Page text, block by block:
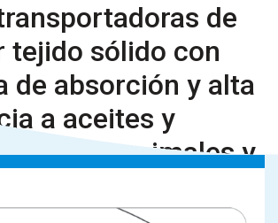
de
tejido sólido con
de absorción y alta
a aceites y
animales y